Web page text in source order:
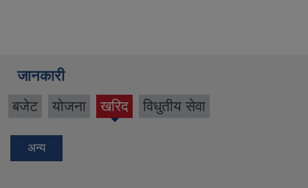
जानकारी
बजेट योजना खरिद
(active
विधुतीय सेवा
अन्य